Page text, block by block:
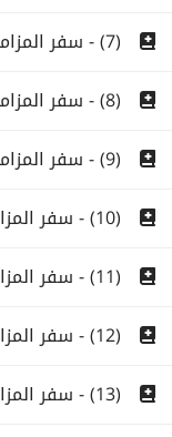
(7) - سفر المزامير الاصحاح السابع
(8) - سفر المزامير الاصحاح الثامن
(9) - سفر المزامير الاصحاح التاسع
(10) - سفر المزامير الاصحاح العاشر
(11) - سفر المزامير الاصحاح الحادى عشر
(12) - سفر المزامير الاصحاح الثانى عشر
(13) - سفر المزامير الاصحاح الثالث عشر